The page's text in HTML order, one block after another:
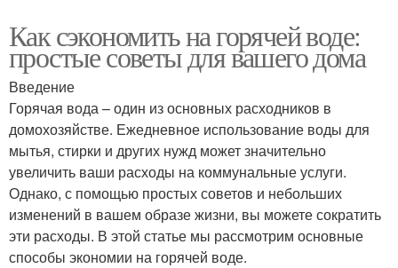
Как сэкономить на горячей воде:
простые советы для вашего дома
Введение
Горячая вода – один из основных расходников в
домохозяйстве. Ежедневное использование воды для
мытья, стирки и других нужд может значительно
увеличить ваши расходы на коммунальные услуги.
Однако, с помощью простых советов и небольших
изменений в вашем образе жизни, вы можете сократить
эти расходы. В этой статье мы рассмотрим основные
способы экономии на горячей воде.